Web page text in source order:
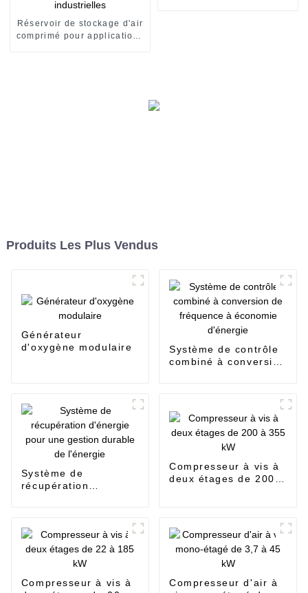
Réservoir de stockage d'air
comprimé pour applications
Produits Les Plus Vendus
Générateur
d'oxygène modulaire
Système de contrôle
combiné à conversion
Système de
récupération
Compresseur à vis à
deux étages de 200 à
Compresseur à vis à
Compresseur d'air à